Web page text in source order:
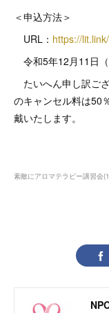
＜申込方法＞
URL： https://
令和5年12月11日
たいへん申し訳ご
のキャンセル料は50
戴いたします。
素敵にアロマテラピー講習会(1